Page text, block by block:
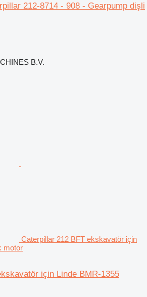
212-8714 - 908 - Gearpump dişli
B.V.
Caterpillar 212 BFT ekskavatör için
motor
için Linde BMR-1355